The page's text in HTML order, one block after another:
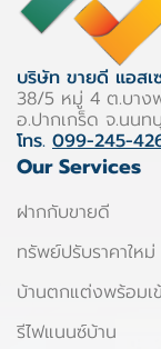
บริษัท ขายดี แอส
38/5 หมู่ 4 ต.บาง
อ.ปากเกร็ด จ.นนท
โทร. 099-245-
Our Services
ฝากกับขายดี
ทรัพย์ปรับราคาใหม่
บ้านตกแต่งพร้อมเ
รีไฟแนนซ์บ้าน